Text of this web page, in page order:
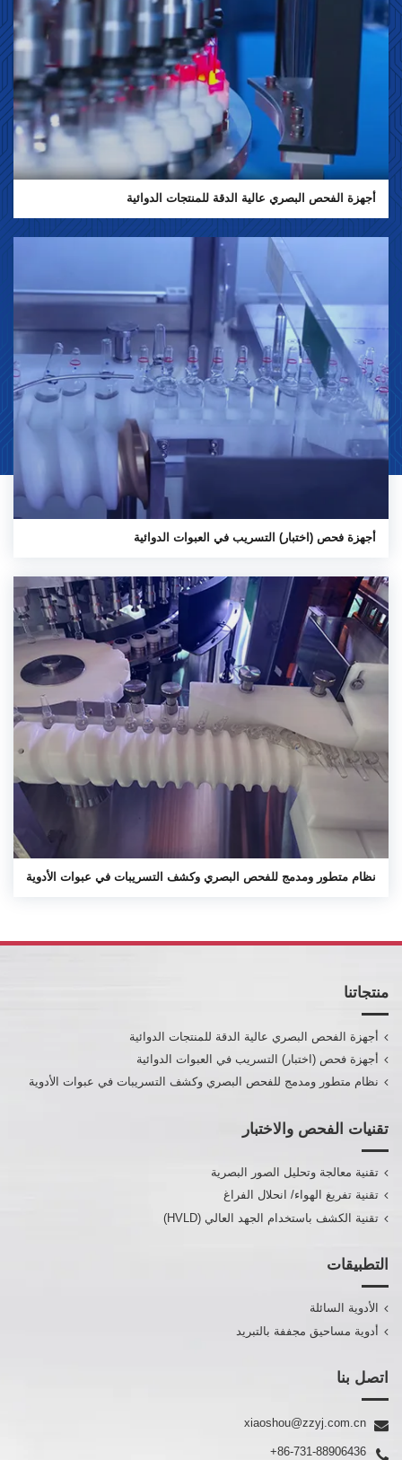
أجهزة الفحص البصري عالية الدقة للمنتجات الدوائية
أجهزة فحص (اختبار) التسريب في العبوات الدوائية
نظام متطور ومدمج للفحص البصري وكشف التسريبات في عبوات الأدوية
منتجاتنا
أجهزة الفحص البصري عالية الدقة للمنتجات الدوائية
أجهزة فحص (اختبار) التسريب في العبوات الدوائية
نظام متطور ومدمج للفحص البصري وكشف التسريبات في عبوات الأدوية
تقنيات الفحص والاختبار
تقنية معالجة وتحليل الصور البصرية
تقنية تفريغ الهواء/ انحلال الفراغ
تقنية الكشف باستخدام الجهد العالي (HVLD)
التطبيقات
الأدوية السائلة
أدوية مساحيق مجففة بالتبريد
اتصل بنا
xiaoshou@zzyj.com.cn
+86-731-88906436